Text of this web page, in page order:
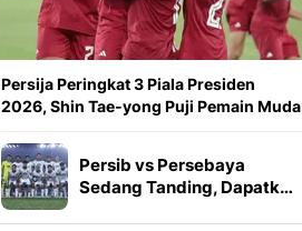
Persija Peringkat 3 Piala Presiden
2026, Shin Tae-yong Puji Pemain Muda
Persib vs Persebaya
Sedang Tanding, Dapatk…